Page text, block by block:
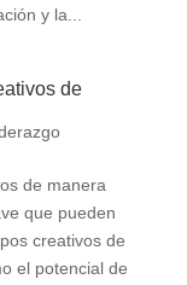
y la...
de
de manera
que pueden
creativos de
el potencial de